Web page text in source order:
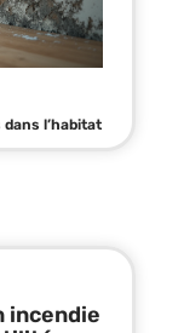
l’habitat
incendie